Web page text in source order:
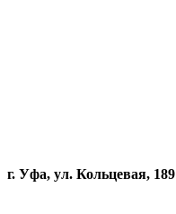
г. Уфа, ул. Кольцевая, 189